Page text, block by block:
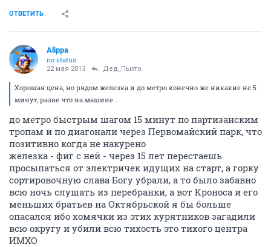
ОТВЕТИТЬ
Alippa
no status
22 мая 2013 Дед_Пыхто
Хорошая цена, но рядом железка и до метро конечно же никакие не 5
минут, разве что на машине...
до метро быстрым шагом 15 минут по партизанским
тропам и по диагонали через Первомайский парк, что
позитивно когда не накурено
железка - фиг с ней - через 15 лет перестаешь
просыпаться от электричек идущих на старт, а горку
сортировочную слава Богу убрали, а то было забавно
всю ночь слушать из перебранки, а вот Кроноса и его
меньших братьев на Октябрьской я бы больше
опасался ибо хомячки из этих курятников загадили
всю округу и убили всю тихость это тихого центра
ИМХО